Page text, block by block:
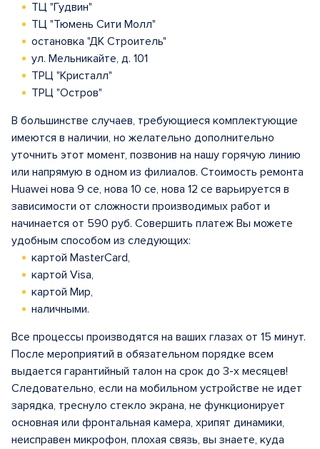
ТЦ "Гудвин"
ТЦ "Тюмень Сити Молл"
остановка "ДК Строитель"
ул. Мельникайте, д. 101
ТРЦ "Кристалл"
ТРЦ "Остров"
В большинстве случаев, требующиеся комплектующие
имеются в наличии, но желательно дополнительно
уточнить этот момент, позвонив на нашу горячую линию
или напрямую в одном из филиалов. Стоимость ремонта
Huawei нова 9 се, нова 10 се, нова 12 се варьируется в
зависимости от сложности производимых работ и
начинается от 590 руб. Совершить платеж Вы можете
удобным способом из следующих:
картой MasterCard,
картой Visa,
картой Мир,
наличными.
Все процессы производятся на ваших глазах от 15 минут.
После мероприятий в обязательном порядке всем
выдается гарантийный талон на срок до 3-х месяцев!
Следовательно, если на мобильном устройстве не идет
зарядка, треснуло стекло экрана, не функционирует
основная или фронтальная камера, хрипят динамики,
неисправен микрофон, плохая связь, вы знаете, куда